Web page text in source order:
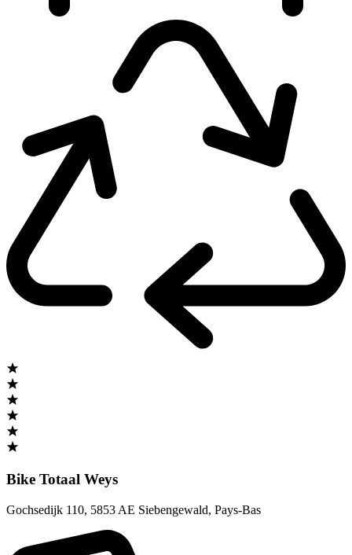
Bike Totaal Weys
Gochsedijk 110, 5853 AE Siebengewald, Pays-Bas